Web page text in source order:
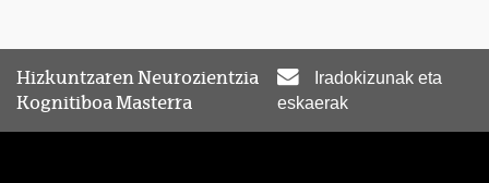
Hizkuntzaren Neurozientzia
Kognitiboa Masterra
Iradokizunak eta
eskaerak